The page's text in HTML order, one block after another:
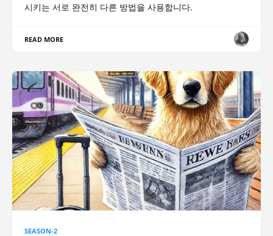
시키는 서로 완전히 다른 방법을 사용합니다.
READ MORE
SEASON-2